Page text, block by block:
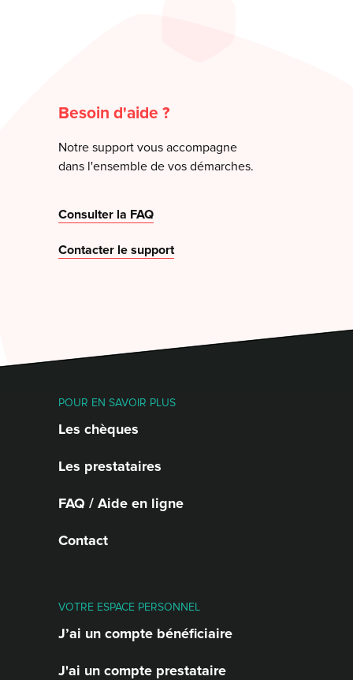
Besoin d'aide ?
Notre support vous accompagne
dans l'ensemble de vos démarches.
Consulter la FAQ
Contacter le support
POUR EN SAVOIR PLUS
Les chèques
Les prestataires
FAQ / Aide en ligne
Contact
VOTRE ESPACE PERSONNEL
J’ai un compte bénéficiaire
J'ai un compte prestataire